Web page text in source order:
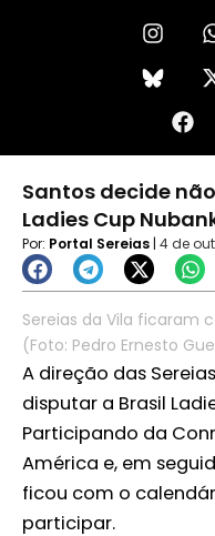
I
n
s
t
r
a
m r
b
o
o
k
Santos decide
Ladies Cup
Por: Portal Sereias | 4 de
Sereias da Vila ficaram
(Foto: Pedro Ernesto
A direção das
disputar a Brasil
Participando da
América e, em
ficou com o
participar.